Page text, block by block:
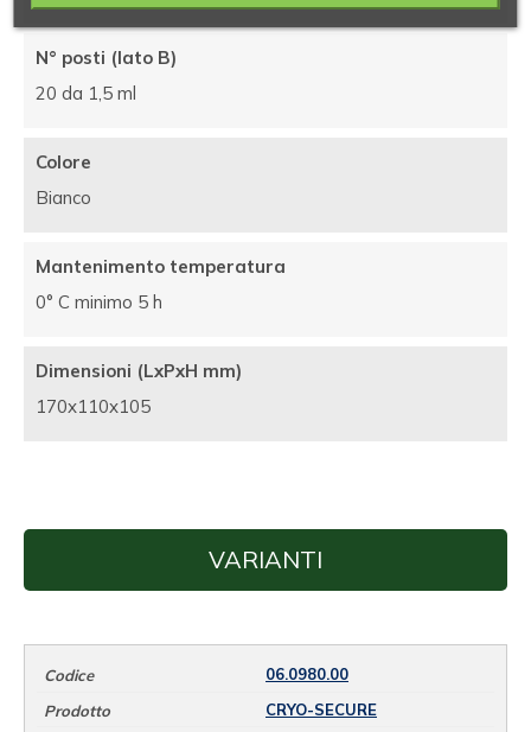
N° posti (lato B)
20 da 1,5 ml
Colore
Bianco
Mantenimento temperatura
0° C minimo 5 h
Dimensioni (LxPxH mm)
170x110x105
VARIANTI
06.0980.00
CRYO-SECURE